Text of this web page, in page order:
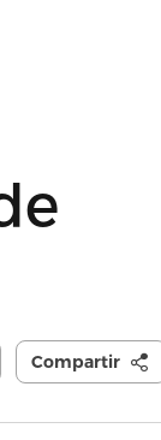
Compartir